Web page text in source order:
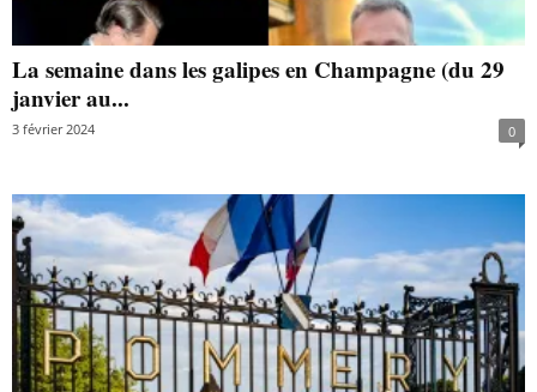
La semaine dans les galipes en Champagne (du 29
janvier au...
3 février 2024 0